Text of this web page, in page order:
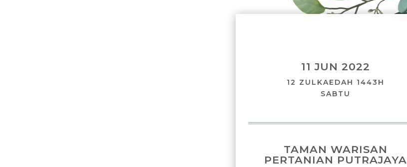
11 JUN 2022
12 ZULKAEDAH 1443H
SABTU
TAMAN WARISAN
PERTANIAN PUTRAJAYA